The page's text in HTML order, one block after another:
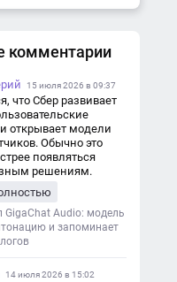
комментарии
15 июля 2026 в 09:37
что Сбер развивает
открывает модели
Обычно это
появляться
решениям.
GigaChat Audio: модель
и запоминает
14 июля 2026 в 15:02